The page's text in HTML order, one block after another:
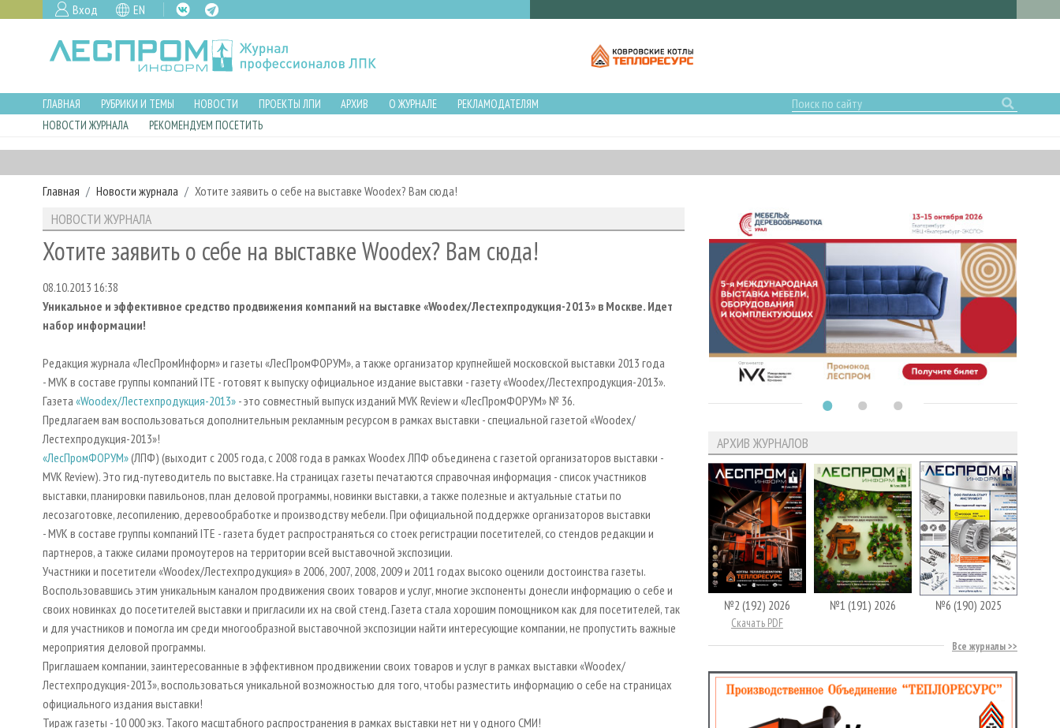
Вход EN
ГЛАВНАЯ РУБРИКИ И ТЕМЫ НОВОСТИ ПРОЕКТЫ ЛПИ АРХИВ О ЖУРНАЛЕ
РЕКЛАМОДАТЕЛЯМ
НОВОСТИ ЖУРНАЛА
РЕКОМЕНДУЕМ ПОСЕТИТЬ
Главная Новости журнала Хотите заявить о себе на выставке Woodex? Вам сюда!
НОВОСТИ ЖУРНАЛА
Хотите заявить о себе на выставке Woodex? Вам сюда!
08.10.2013 16:38
Уникальное и эффективное средство продвижения компаний на выставке «Woodex/Лестехпродукция-2013» в Москве. Идет
набор информации!
Редакция журнала «ЛесПромИнформ» и газеты «ЛесПромФОРУМ», а также организатор крупнейшей московской выставки 2013 года
- MVK в составе группы компаний ITE - готовят к выпуску официальное издание выставки - газету «Woodex/Лестехпродукция-2013».
Газета «Woodex/Лестехпродукция-2013» - это совместный выпуск изданий MVK Review и «ЛесПромФОРУМ» № 36.
Предлагаем вам воспользоваться дополнительным рекламным ресурсом в рамках выставки - специальной газетой «Woodex/
Лестехпродукция-2013»!
«ЛесПромФОРУМ»(ЛПФ) (выходит с 2005 года, с 2008 года в рамках Woodex ЛПФ объединена с газетой организаторов выставки -
MVK Review). Это гид-путеводитель по выставке. На страницах газеты печатаются справочная информация - список участников
выставки, планировки павильонов, план деловой программы, новинки выставки, а также полезные и актуальные статьи по
лесозаготовке, лесопилению, деревообработке и производству мебели. При официальной поддержке организаторов выставки
- MVK в составе группы компаний ITE - газета будет распространяться со стоек регистрации посетителей, со стендов редакции и
партнеров, а также силами промоутеров на территории всей выставочной экспозиции.
Участники и посетители «Woodex/Лестехпродукция» в 2006, 2007, 2008, 2009 и 2011 годах высоко оценили достоинства газеты.
Воспользовавшись этим уникальным каналом продвижения своих товаров и услуг, многие экспоненты донесли информацию о себе и
своих новинках до посетителей выставки и пригласили их на свой стенд. Газета стала хорошим помощником как для посетителей, так
и для участников и помогла им среди многообразной выставочной экспозиции найти интересующие компании, не пропустить важные
мероприятия деловой программы.
Приглашаем компании, заинтересованные в эффективном продвижении своих товаров и услуг в рамках выставки «Woodex/
Лестехпродукция-2013», воспользоваться уникальной возможностью для того, чтобы разместить информацию о себе на страницах
официального издания выставки!
Тираж газеты - 10 000 экз. Такого масштабного распространения в рамках выставки нет ни у одного СМИ!
АРХИВ ЖУРНАЛОВ
№2 (192) 2026
Скачать PDF
№1 (191) 2026 №6 (190) 2025
Все журналы